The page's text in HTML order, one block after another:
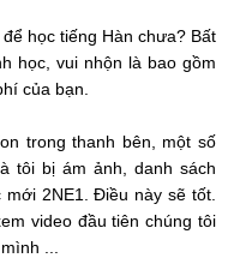
học tiếng Hàn chưa? Bất
học, vui nhộn là bao gồm
của bạn.
trong thanh bên, một số
tôi bị ám ảnh, danh sách
2NE1. Điều này sẽ tốt.
video đầu tiên chúng tôi
...